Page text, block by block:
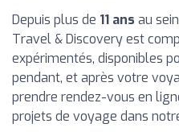
Depuis plus de 11 ans au
Travel & Discovery est
expérimentés, disponibles
pendant, et après votre
prendre rendez-vous en
projets de voyage dans